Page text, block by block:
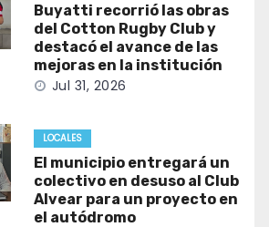
Buyatti recorrió las obras
del Cotton Rugby Club y
destacó el avance de las
mejoras en la institución
Jul 31, 2026
LOCALES
El municipio entregará un
colectivo en desuso al Club
Alvear para un proyecto en
el autódromo